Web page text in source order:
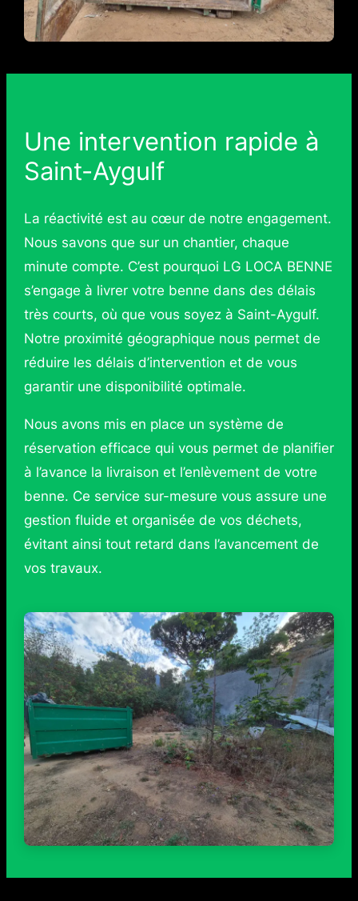
Une intervention rapide à
Saint-Aygulf
La réactivité est au cœur de notre engagement.
Nous savons que sur un chantier, chaque
minute compte. C’est pourquoi LG LOCA BENNE
s’engage à livrer votre benne dans des délais
très courts, où que vous soyez à Saint-Aygulf.
Notre proximité géographique nous permet de
réduire les délais d’intervention et de vous
garantir une disponibilité optimale.
Nous avons mis en place un système de
réservation efficace qui vous permet de planifier
à l’avance la livraison et l’enlèvement de votre
benne. Ce service sur-mesure vous assure une
gestion fluide et organisée de vos déchets,
évitant ainsi tout retard dans l’avancement de
vos travaux.